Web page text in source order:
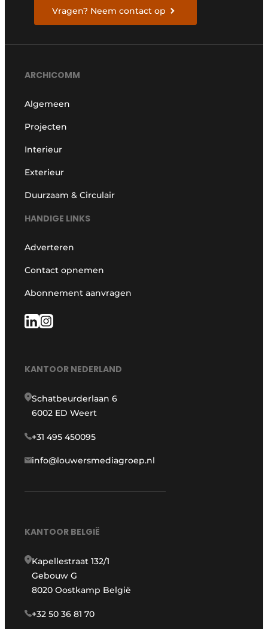
Vragen? Neem contact op
ARCHICOMM
Algemeen
Projecten
Interieur
Exterieur
Duurzaam & Circulair
HANDIGE LINKS
Adverteren
Contact opnemen
Abonnement aanvragen
KANTOOR NEDERLAND
Schatbeurderlaan 6
6002 ED Weert
+31 495 450095
info@louwersmediagroep.nl
KANTOOR BELGIË
Kapellestraat 132/1
Gebouw G
8020 Oostkamp België
+32 50 36 81 70